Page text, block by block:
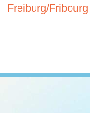
Freiburg/Fribourg